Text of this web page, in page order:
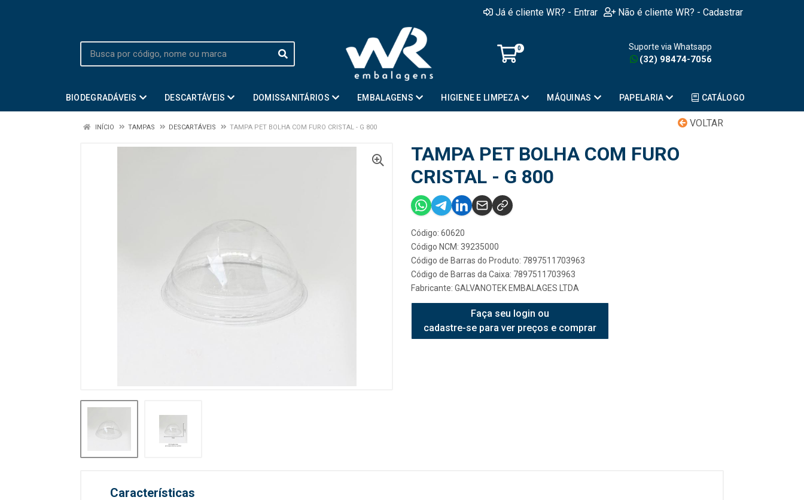
Já é cliente WR? - Entrar Não é cliente WR? - Cadastrar
0 Suporte via Whatsapp
(32) 98474-7056
BIODEGRADÁVEIS DESCARTÁVEIS DOMISSANITÁRIOS EMBALAGENS HIGIENE E LIMPEZA MÁQUINAS PAPELARIA CATÁLOGO
VOLTAR
INÍCIO TAMPAS DESCARTÁVEIS TAMPA PET BOLHA COM FURO CRISTAL - G 800
TAMPA PET BOLHA COM FURO
CRISTAL - G 800
Código: 60620
Código NCM: 39235000
Código de Barras do Produto: 7897511703963
Código de Barras da Caixa: 7897511703963
Fabricante: GALVANOTEK EMBALAGES LTDA
Faça seu login ou
cadastre-se para ver preços e comprar
Características